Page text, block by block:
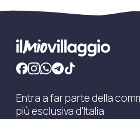
Entra a far parte della
più esclusiva d'Italia